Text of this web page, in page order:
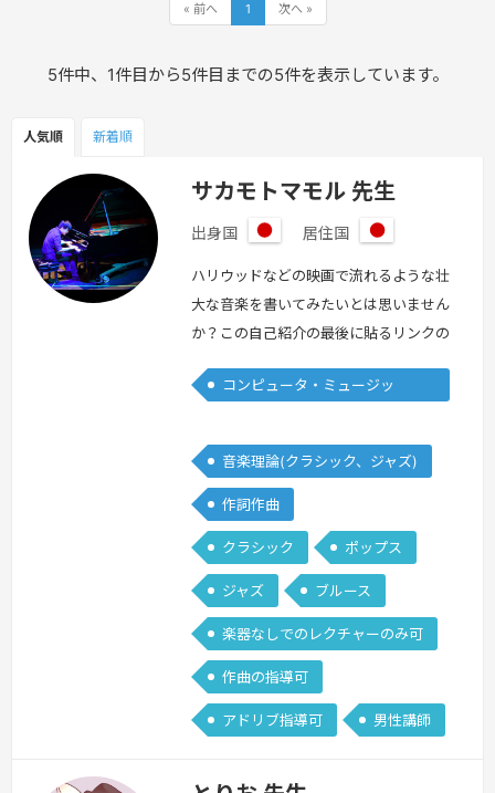
« 前へ 1 次へ »
5件中、1件目から5件目までの5件を表示しています。
人気順 新着順
サカモトマモル 先生
出身国
本
居住国
本
ハリウッドなどの映画で流れるような壮
大な音楽を書いてみたいとは思いません
か？この自己紹介の最後に貼るリンクの
たのではなく、すべてパソコンの打ち込
アメリカと映画音楽を中心に勉強してき
ました。音楽理論、和声、オーケストレ
ーション、DTMの打ち込みなど劇伴作
曲に関わるすべてをみっちりと勉強して
きました。日本では主にクラシックをベ
ース…続きを見る »
コンピュータ・ミュージッ
音楽理論(クラシック、ジャズ)
作詞作曲
クラシック ポップス
ジャズ ブルース
楽器なしでのレクチャーのみ可
作曲の指導可
アドリブ指導可 男性講師